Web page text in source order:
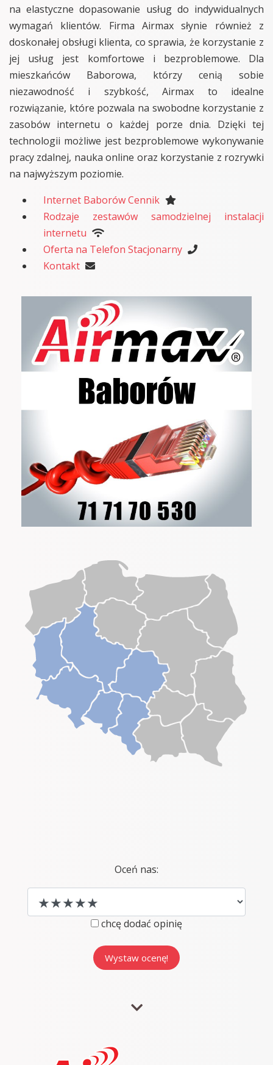
na elastyczne dopasowanie usług do indywidualnych
wymagań klientów. Firma Airmax słynie również z
doskonałej obsługi klienta, co sprawia, że korzystanie z
jej usług jest komfortowe i bezproblemowe. Dla
mieszkańców Baborowa, którzy cenią sobie
niezawodność i szybkość, Airmax to idealne
rozwiązanie, które pozwala na swobodne korzystanie z
zasobów internetu o każdej porze dnia. Dzięki tej
technologii możliwe jest bezproblemowe wykonywanie
pracy zdalnej, nauka online oraz korzystanie z rozrywki
na najwyższym poziomie.
Internet Baborów Cennik
Rodzaje zestawów samodzielnej instalacji
internetu
Oferta na Telefon Stacjonarny
Kontakt
Oceń nas:
chcę dodać opinię